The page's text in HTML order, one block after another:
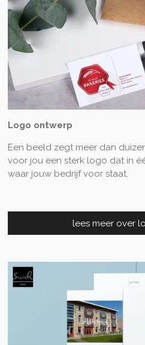
Logo ontwerp
Een beeld zegt meer dan
voor jou een sterk logo dat in
waar jouw bedrijf voor staat.
lees meer over